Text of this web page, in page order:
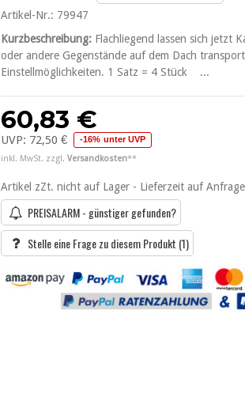
Artikel-Nr.: 79947
Kurzbeschreibung: Flachliegend lassen sich jetzt
oder andere Gegenstände auf dem Dach
Einstellmöglichkeiten. 1 Satz = 4 Stück ...
60,83 €
UVP: 72,50 € -16% unter UVP
inkl. MwSt. zzgl. Versandkosten**
Artikel zZt. nicht auf Lager - Lieferzeit auf Anfrage
PREISALARM - günstiger gefunden?
Stelle eine Frage zu diesem Produkt (1)